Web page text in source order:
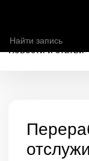
Новости и статьи